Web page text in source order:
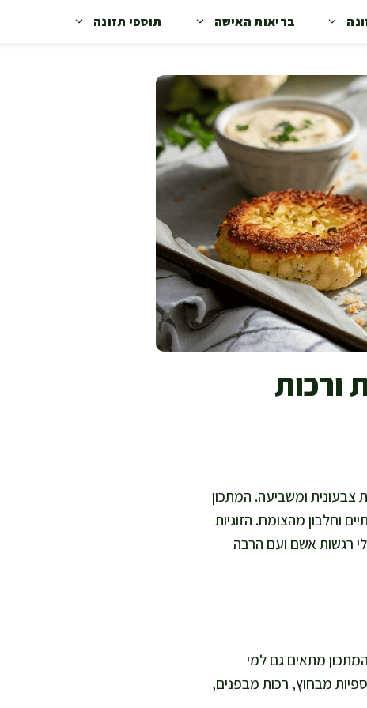
בריאות האישה תוספי תזונה
ורכות
צבעונית ומשביעה. המתכון
וחלבון מהצומח. הזוגיות
רגשות אשם ועם הרבה
ועוד רבע שעה בישול. המתכון מתאים גם למי
מבחוץ, רכות מבפנים,